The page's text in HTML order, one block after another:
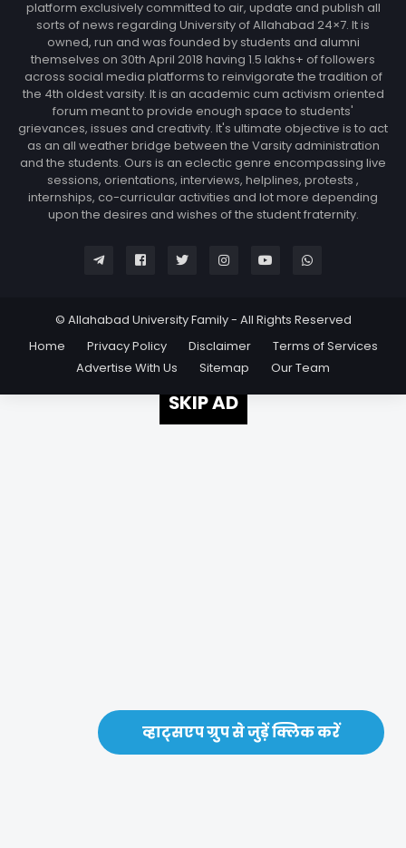
व्हाट्सएप ग्रुप से जुड़ें क्लिक करें
platform exclusively committed to air, update and publish all
sorts of news regarding University of Allahabad 24×7. It is
owned, run and was founded by students and alumni
themselves on 30th April 2018 having 1.5 lakhs+ of followers
across social media platforms to reinvigorate the tradition of
the 4th oldest varsity. It is an academic cum activism oriented
forum meant to provide enough space to students'
grievances, issues and creativity. It's ultimate objective is to act
as an all weather bridge between the Varsity administration
and the students. Ours is an eclectic genre encompassing live
sessions, orientations, interviews, helplines, protests ,
internships, co-curricular activities and lot more depending
upon the desires and wishes of the student fraternity.
© Allahabad University Family - All Rights Reserved
Home
Privacy Policy Disclaimer
Terms of Services
Advertise With Us
Sitemap Our Team
SKIP AD